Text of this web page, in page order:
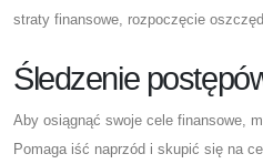
straty finansowe, rozpoczęcie
Śledzenie
Aby osiągnąć swoje cele finansowe,
Pomaga iść naprzód i skupić się na